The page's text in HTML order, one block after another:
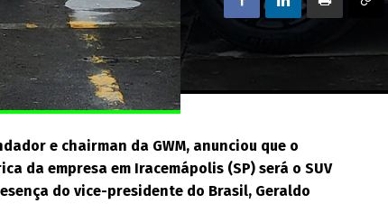
e chairman da GWM, anunciou que o
da empresa em Iracemápolis (SP) será o SUV
do vice-presidente do Brasil, Geraldo